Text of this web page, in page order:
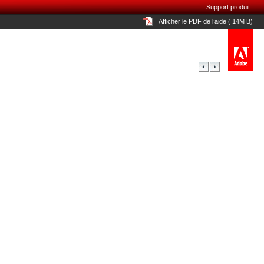
Afficher le PDF de l’aide ( 14M B)
Support produit